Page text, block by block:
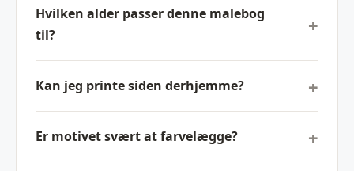
Hvilken alder passer denne malebog
til?
Kan jeg printe siden derhjemme?
Er motivet svært at farvelægge?